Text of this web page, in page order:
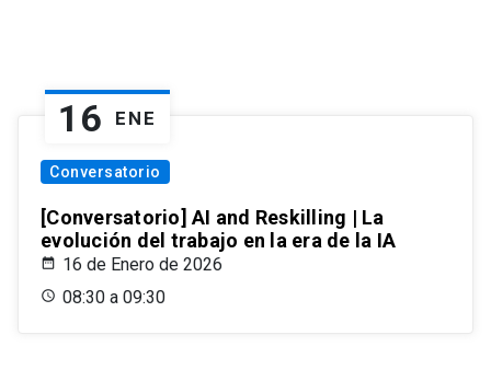
16 ENE
Conversatorio
[Conversatorio] AI and Reskilling | La
evolución del trabajo en la era de la IA
16 de Enero de 2026
08:30 a 09:30